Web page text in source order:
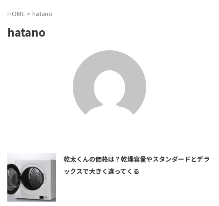
HOME > hatano
hatano
乾太くんの価格は？乾燥容量やスタンダードとデラ
ックスで大きく違ってくる